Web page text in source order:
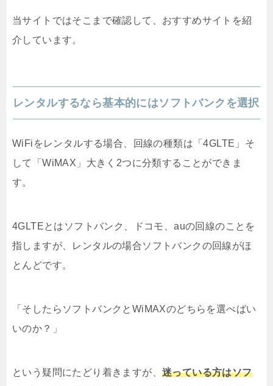
当サイトではそこまで確認して、おすすめサイトを紹
介しています。
レンタルするなら基本的にはソフトバンクを選択
WiFiをレンタルする場合、回線の種類は「4GLTE」そ
して「WiMAX」大きく2つに分類することができま
す。
4GLTEとはソフトバンク、ドコモ、auの回線のことを
指しますが、レンタルの場合ソフトバンクの回線がほ
とんどです。
「そしたらソフトバンクとWiMAXのどちらを選べばい
いのか？」
という疑問にたどり着きますが、 迷っている方はソフ